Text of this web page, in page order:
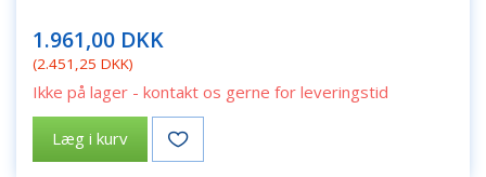
1.961,00 DKK
(2.451,25 DKK)
Ikke på lager - kontakt os gerne for leveringstid
Læg i kurv